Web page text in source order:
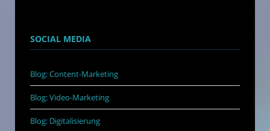
SOCIAL MEDIA
Blog: Content-Marketing
Blog: Video-Marketing
Blog: Digitalisierung